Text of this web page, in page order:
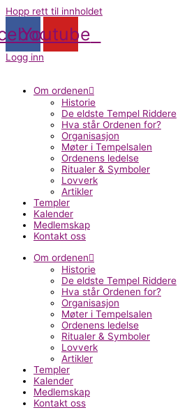
Hopp rett til innholdet
Youtube
Logg inn
Om ordenen
Historie
De eldste Tempel Riddere
Hva står Ordenen for?
Organisasjon
Møter i Tempelsalen
Ordenens ledelse
Ritualer & Symboler
Lovverk
Artikler
Templer
Kalender
Medlemskap
Kontakt oss
Om ordenen
Historie
De eldste Tempel Riddere
Hva står Ordenen for?
Organisasjon
Møter i Tempelsalen
Ordenens ledelse
Ritualer & Symboler
Lovverk
Artikler
Templer
Kalender
Medlemskap
Kontakt oss